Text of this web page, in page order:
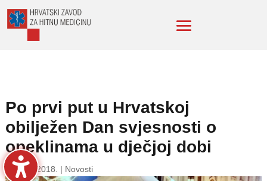
Po prvi put u Hrvatskoj
obilježen Dan svjesnosti o
opeklinama u dječjoj dobi
11. pro. 2018. | Novosti